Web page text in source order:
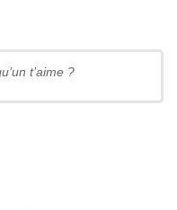
t’aime ?